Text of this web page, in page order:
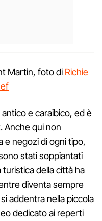
Martin, foto di Richie
e caraibico, ed è
Anche qui non
e negozi di ogni tipo,
stati soppiantati
turistica della città ha
diventa sempre
addentra nella piccola
dedicato ai reperti